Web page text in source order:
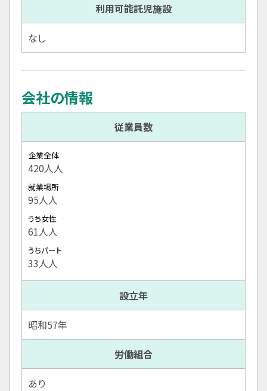
利用可能託児施設
なし
会社の情報
従業員数
企業全体
420人人
就業場所
95人人
うち女性
61人人
うちパート
33人人
設立年
昭和57年
労働組合
あり